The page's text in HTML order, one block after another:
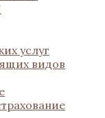
услуг
видов